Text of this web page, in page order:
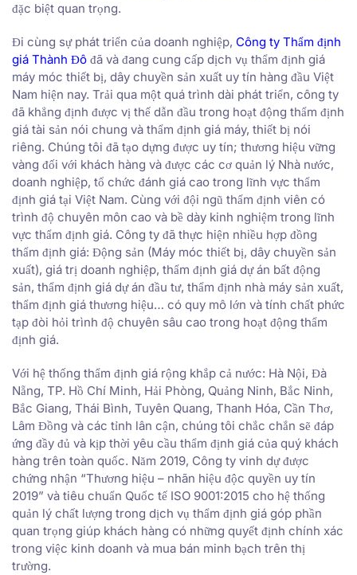
đặc biệt quan trọng.
Đi cùng sự phát triển của doanh nghiệp, Công ty Thẩm định
giá Thành Đô đã và đang cung cấp dịch vụ thẩm định giá
máy móc thiết bị, dây chuyền sản xuất uy tín hàng đầu Việt
Nam hiện nay. Trải qua một quá trình dài phát triển, công ty
đã khẳng định được vị thế dẫn đầu trong hoạt động thẩm định
giá tài sản nói chung và thẩm định giá máy, thiết bị nói
riêng. Chúng tôi đã tạo dựng được uy tín; thương hiệu vững
vàng đối với khách hàng và được các cơ quản lý Nhà nước,
doanh nghiệp, tổ chức đánh giá cao trong lĩnh vực thẩm
định giá tại Việt Nam. Cùng với đội ngũ thẩm định viên có
trình độ chuyên môn cao và bề dày kinh nghiệm trong lĩnh
vực thẩm định giá. Công ty đã thực hiện nhiều hợp đồng
thẩm định giá: Động sản (Máy móc thiết bị, dây chuyền sản
xuất), giá trị doanh nghiệp, thẩm định giá dự án bất động
sản, thẩm định giá dự án đầu tư, thẩm định nhà máy sản xuất,
thẩm định giá thương hiệu… có quy mô lớn và tính chất phức
tạp đòi hỏi trình độ chuyên sâu cao trong hoạt động thẩm
định giá.
Với hệ thống thẩm định giá rộng khắp cả nước: Hà Nội, Đà
Nẵng, TP. Hồ Chí Minh, Hải Phòng, Quảng Ninh, Bắc Ninh,
Bắc Giang, Thái Bình, Tuyên Quang, Thanh Hóa, Cần Thơ,
Lâm Đồng và các tỉnh lân cận, chúng tôi chắc chắn sẽ đáp
ứng đầy đủ và kịp thời yêu cầu thẩm định giá của quý khách
hàng trên toàn quốc. Năm 2019, Công ty vinh dự được
chứng nhận “Thương hiệu – nhãn hiệu độc quyền uy tín
2019” và tiêu chuẩn Quốc tế ISO 9001:2015 cho hệ thống
quản lý chất lượng trong dịch vụ thẩm định giá góp phần
quan trọng giúp khách hàng có những quyết định chính xác
trong việc kinh doanh và mua bán minh bạch trên thị
trường.